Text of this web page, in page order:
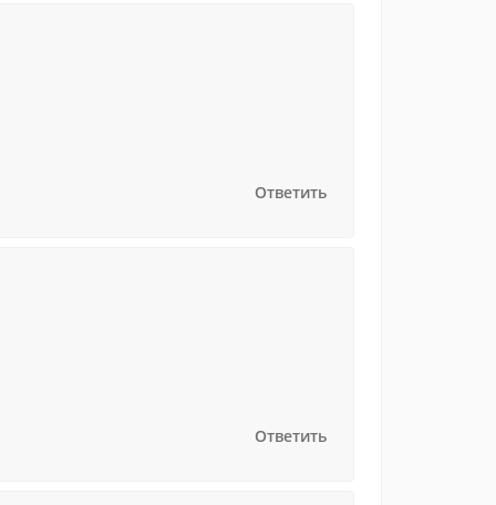
Ответить
Ответить